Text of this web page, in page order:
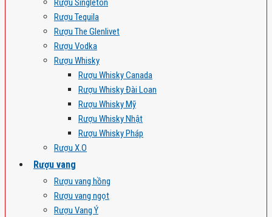
Rượu Singleton
Rượu Tequila
Rượu The Glenlivet
Rượu Vodka
Rượu Whisky
Rượu Whisky Canada
Rượu Whisky Đài Loan
Rượu Whisky Mỹ
Rượu Whisky Nhật
Rượu Whisky Pháp
Rượu X.O
Rượu vang
Rượu vang hồng
Rượu vang ngọt
Rượu Vang Ý